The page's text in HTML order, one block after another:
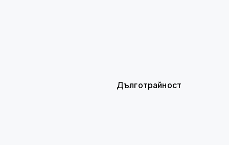
Дълготрайност